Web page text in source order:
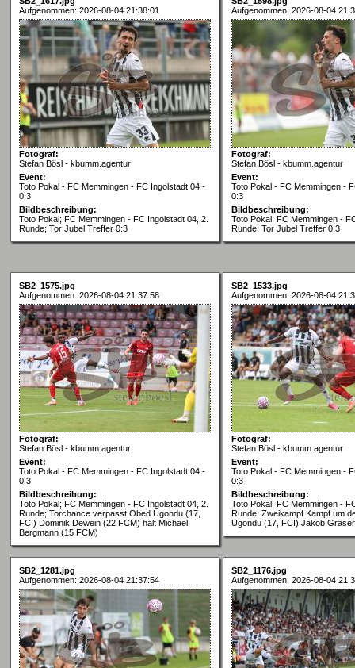
Aufgenommen: 2026-08-04 21:38:01
Fotograf:
Stefan Bösl - kbumm.agentur
Event:
Toto Pokal - FC Memmingen - FC Ingolstadt 04 -
0:3
Bildbeschreibung:
Toto Pokal; FC Memmingen - FC Ingolstadt 04, 2.
Runde; Tor Jubel Treffer 0:3
Aufgenommen: 2026-08-04
Fotograf:
Stefan Bösl - kbumm.agentur
Event:
Toto Pokal - FC Memmingen -
0:3
Bildbeschreibung:
Toto Pokal; FC Memmingen -
Runde; Tor Jubel Treffer 0:3
SB2_1575.jpg
Aufgenommen: 2026-08-04 21:37:58
Fotograf:
Stefan Bösl - kbumm.agentur
Event:
Toto Pokal - FC Memmingen - FC Ingolstadt 04 -
0:3
Bildbeschreibung:
Toto Pokal; FC Memmingen - FC Ingolstadt 04, 2.
Runde; Torchance verpasst Obed Ugondu (17,
FCI) Dominik Dewein (22 FCM) hält Michael
Bergmann (15 FCM)
SB2_1533.jpg
Aufgenommen: 2026-08-04
Fotograf:
Stefan Bösl - kbumm.agentur
Event:
Toto Pokal - FC Memmingen -
0:3
Bildbeschreibung:
Toto Pokal; FC Memmingen -
Runde; Zweikampf Kampf um
Ugondu (17, FCI) Jakob
SB2_1281.jpg
Aufgenommen: 2026-08-04 21:37:54
SB2_1176.jpg
Aufgenommen: 2026-08-04